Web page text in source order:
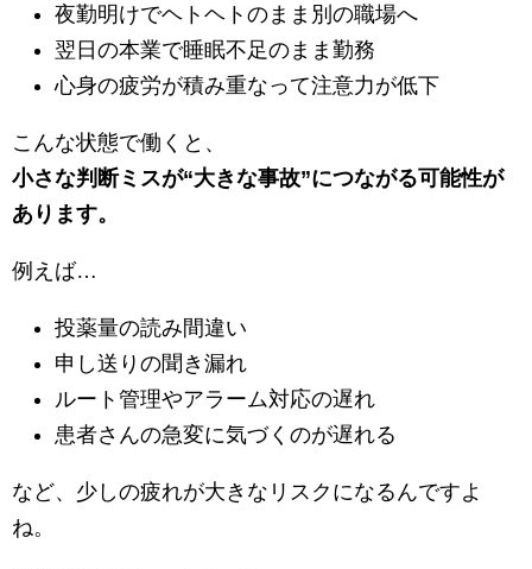
夜勤明けでヘトヘトのまま別の職場へ
翌日の本業で睡眠不足のまま勤務
心身の疲労が積み重なって注意力が低下
こんな状態で働くと、
小さな判断ミスが“大きな事故”につながる可能性が
あります。
例えば…
投薬量の読み間違い
申し送りの聞き漏れ
ルート管理やアラーム対応の遅れ
患者さんの急変に気づくのが遅れる
など、少しの疲れが大きなリスクになるんですよ
ね。